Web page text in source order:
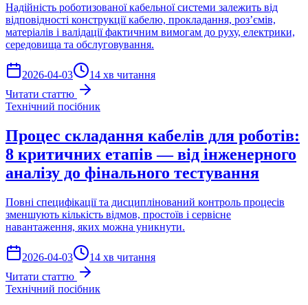
Надійність роботизованої кабельної системи залежить від
відповідності конструкції кабелю, прокладання, роз’ємів,
матеріалів і валідації фактичним вимогам до руху, електрики,
середовища та обслуговування.
2026-04-03
14 хв читання
Читати статтю
Технічний посібник
Процес складання кабелів для роботів:
8 критичних етапів — від інженерного
аналізу до фінального тестування
Повні специфікації та дисциплінований контроль процесів
зменшують кількість відмов, простоїв і сервісне
навантаження, яких можна уникнути.
2026-04-03
14 хв читання
Читати статтю
Технічний посібник